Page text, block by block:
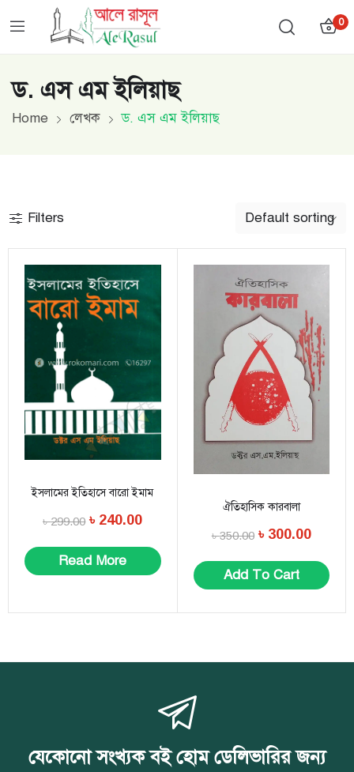
0
ড. এস এম ইলিয়াছ
Home লেখক ড. এস এম ইলিয়াছ
Filters
ইসলামের ইতিহাসে বারো ইমাম
৳299.00 ৳ 240.00
Read More
ঐতিহাসিক কারবালা
৳350.00 ৳ 300.00
Add To Cart
যেকোনো সংখ্যক বই হোম ডেলিভারির জন্য